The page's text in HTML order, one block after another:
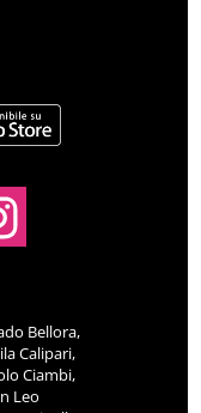
Bellora,
Calipari,
Ciambi,
Leo